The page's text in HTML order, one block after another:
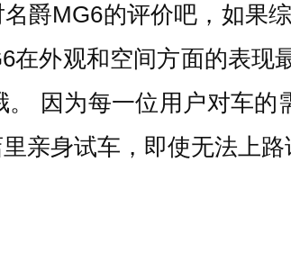
爵MG6的评价吧，如果
在外观和空间方面的表现
因为每一位用户对车
亲身试车，即使无法上